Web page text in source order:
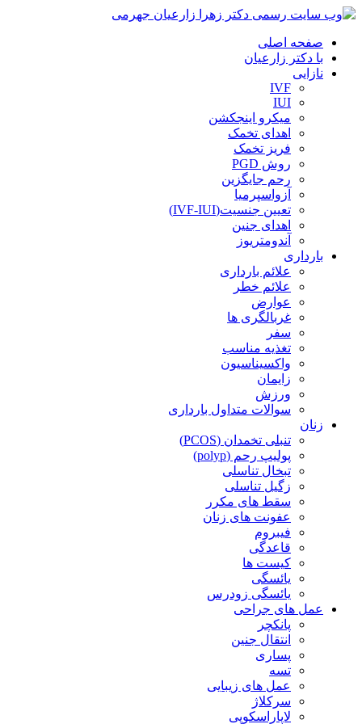
صفحه اصلی
با دکتر زارعیان
نازایی
IVF
IUI
میکرو اینجکشن
اهدای تخمک
فریز تخمک
روش PGD
رحم جایگزین
آزواسپرمیا
تعیین جنسیت(IVF-IUI)
اهدای جنین
آندومتریوز
بارداری
علائم بارداری
علائم خطر
عوارض
غربالگری ها
سفر
تغذیه مناسب
واکسیناسیون
زایمان
ورزش
سوالات متداول بارداری
زنان
تنبلی تخمدان (PCOS)
پولیپ رحم (polyp)
تبخال تناسلی
زگیل تناسلی
سقط های مکرر
عفونت های زنان
فیبروم
قاعدگی
کیست ها
یائسگی
یائسگی زودرس
عمل های جراحی
پانکچر
انتقال جنین
پساری
تسه
عمل های زیبایی
سرکلاژ
لاپاراسکوپی